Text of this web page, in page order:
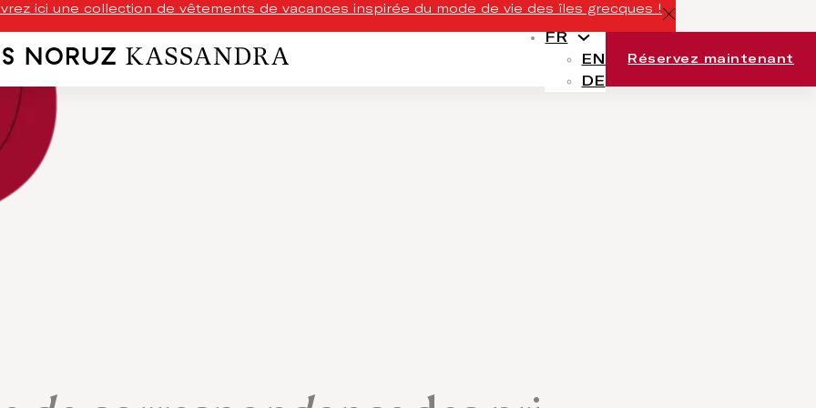
ici une collection de vêtements de vacances inspirée du mode de vie des îles grecques !
FR
EN
DE
Réservez maintenant